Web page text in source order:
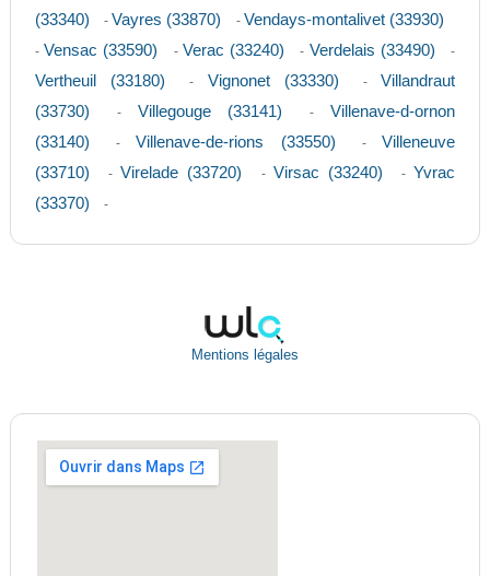
(33340)
- Vayres (33870) - Vendays-montalivet (33930)
- Vensac (33590) - Verac (33240) - Verdelais (33490) -
Vertheuil (33180) - Vignonet (33330) - Villandraut
(33730)
- Villegouge (33141) - Villenave-d-ornon
(33140)
- Villenave-de-rions (33550) - Villeneuve
(33710)
- Virelade (33720) - Virsac (33240) - Yvrac
(33370)
-
Mentions légales